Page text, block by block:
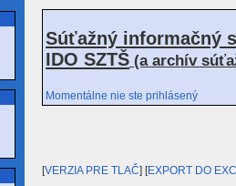
Súťažný informačný
IDO SZTŠ (a archív
Momentálne nie ste prihlásený
[VERZIA PRE TLAČ] [EXPORT DO